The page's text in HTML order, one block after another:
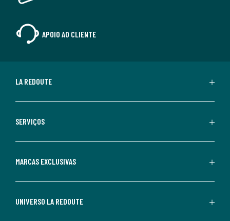
APOIO AO CLIENTE
LA REDOUTE
SERVIÇOS
MARCAS EXCLUSIVAS
UNIVERSO LA REDOUTE